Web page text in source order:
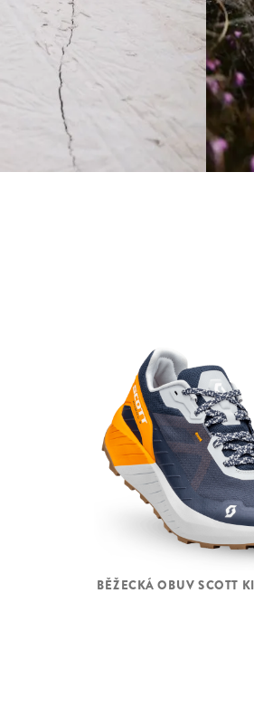
BĚŽECKÁ OBUV SCOTT